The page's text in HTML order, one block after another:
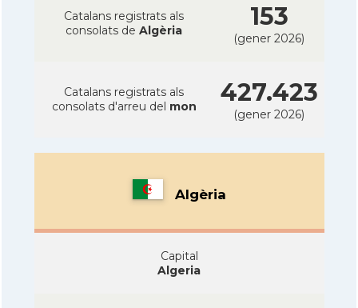
Catalans registrats als
consolats de Algèria 153
(gener 2026)
Catalans registrats als
consolats d'arreu del mon 427.423
(gener 2026)
Algèria
Capital
Algeria